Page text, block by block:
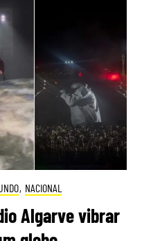
, NACIONAL
Algarve vibrar